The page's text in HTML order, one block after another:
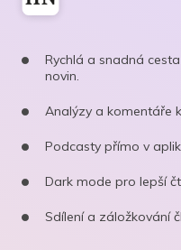
Rychlá a snadná
novin.
Analýzy a komentáře
Podcasty přímo v
Dark mode pro lepší
Sdílení a záložkování